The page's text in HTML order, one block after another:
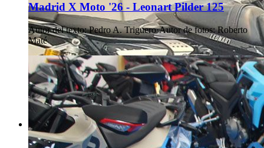
Madrid X Moto '26 - Leonart Pilder 125
Autor del texto: Pedro A. Triguero·Autor de fotos: Roberto
Maté